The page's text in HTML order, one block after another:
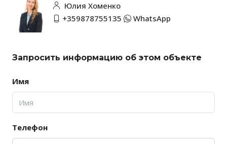
Юлия Хоменко
+359878755135
WhatsApp
Запросить информацию об этом объекте
Имя
Телефон